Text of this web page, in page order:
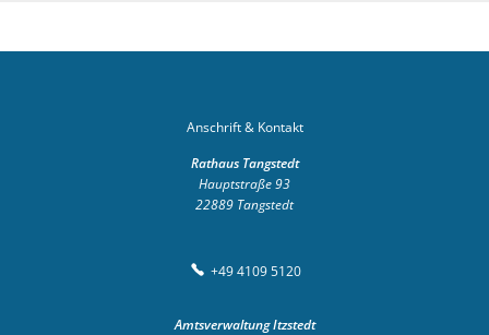
Anschrift & Kontakt
Rathaus Tangstedt
Hauptstraße 93
22889 Tangstedt
+49 4109 5120
Amtsverwaltung Itzstedt